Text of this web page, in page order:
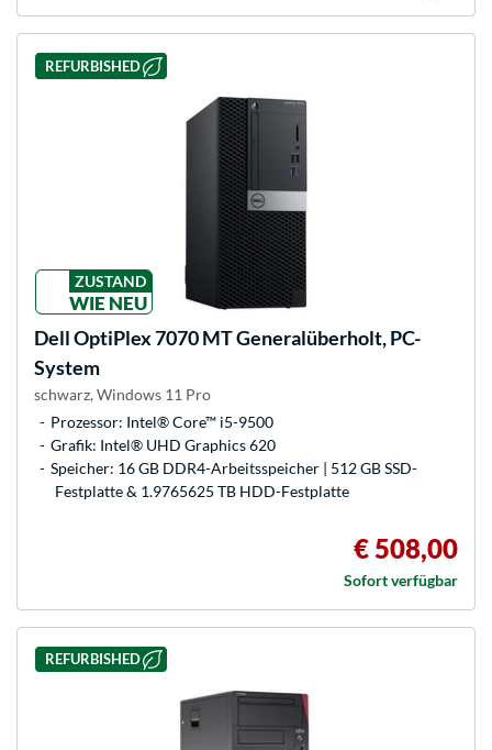
REFURBISHED
ZUSTAND
WIE NEU
DellOptiPlex 7070 MT Generalüberholt, PC-
System
schwarz, Windows 11 Pro
Prozessor: Intel® Core™ i5-9500
Grafik: Intel® UHD Graphics 620
Speicher: 16 GB DDR4-Arbeitsspeicher | 512 GB SSD-
Festplatte & 1.9765625 TB HDD-Festplatte
€ 508,00
Sofort verfügbar
REFURBISHED